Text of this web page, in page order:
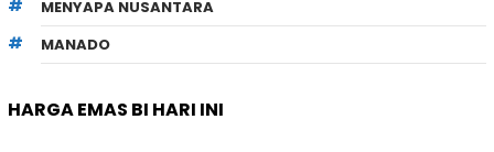
MENYAPA NUSANTARA
MANADO
HARGA EMAS BI HARI INI